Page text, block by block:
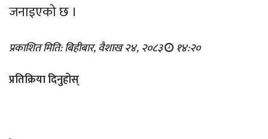
जनाइएको छ ।
प्रकाशित मिति: बिहीबार, वैशाख २४, २०८३ १४:२०
प्रतिक्रिया दिनुहोस्